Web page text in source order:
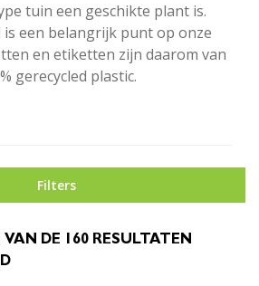
tuin een geschikte plant is.
is een belangrijk punt op onze
en etiketten zijn daarom van
gerecycled plastic.
Filters
DE 160 RESULTATEN